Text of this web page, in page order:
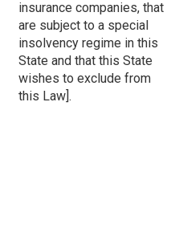
insurance companies, that
are subject to a special
insolvency regime in this
State and that this State
wishes to exclude from
this Law].